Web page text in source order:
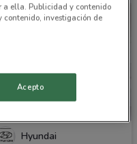
Hyundai
a ella. Publicidad y contenido
contenido, investigación de
Acepto